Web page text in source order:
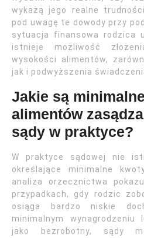
wykażą jego realne
pod uwagę te dowody przy
sytuacja finansowa rodzica
istnieje możliwość
wysokości alimentów,
jak i podwyższenia
Jakie są
alimentów
sądy w praktyce?
W praktyce sądowej nie
określające minimalne
analiza orzecznictwa
przypadkach, gdy rodzic
osiąga bardzo niskie
minimalnym
jako bezrobotny, sądy